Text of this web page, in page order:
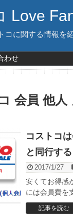
Love
コに関する情報を
わせ
会員 他人
コストコ
と同行す
2017/1/27
安くてお得感
には会員費を
記事を読む